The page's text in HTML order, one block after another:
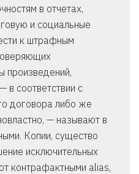
в отчетах,
и социальные
к штрафным
произведений,
в соответствии с
договора либо же
— называют в
Копии, существо
исключительных
контрафактными alias,